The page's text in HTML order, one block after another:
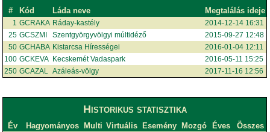
# Kód Láda neve Megtalálás ideje
1 GCRAKA Ráday-kastély
2014-12-14 16:31
25 GCSZMI Szentgyörgyvölgyi múltidéző
2015-09-27 12:48
50 GCHABA Kistarcsa Hírességei
2016-01-04 12:11
100 GCKEVA Kecskemét Vadaspark
2016-05-11 15:25
250 GCAZAL Azáleás-völgy 2017-11-16 12:56
Historikus statisztika
Év Hagyományos Multi Virtuális Esemény Mozgó Éves Összes